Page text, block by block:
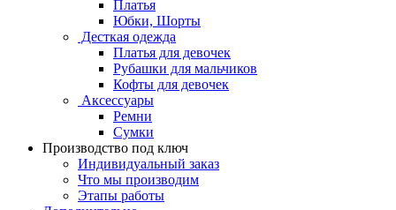
Платья
Юбки, Шорты
Десткая одежда
Платья для девочек
Рубашки для мальчиков
Кофты для девочек
Аксессуары
Ремни
Сумки
Производство под ключ
Индивидуальный заказ
Что мы производим
Этапы работы